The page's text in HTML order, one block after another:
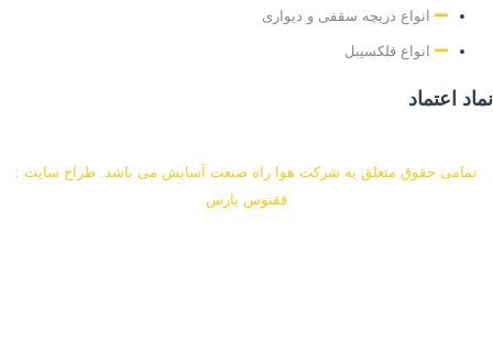
انواع دریچه سقفی و دیواری
انواع فلکسیبل
اعتماد
تمامی حقوق متعلق به شرکت هوا راه صنعت آسایش می باشد. طراح سایت :
ققنوس پارس